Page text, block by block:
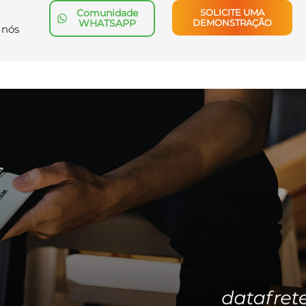
Comunidade
WHATSAPP
SOLICITE UMA
DEMONSTRAÇÃO